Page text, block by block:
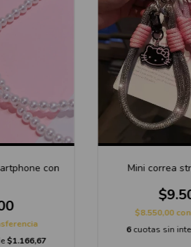
con
$1.166,67
Mini correa
$8.550,00con
6 cuotas sin